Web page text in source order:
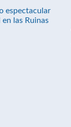
espectacular
las Ruinas